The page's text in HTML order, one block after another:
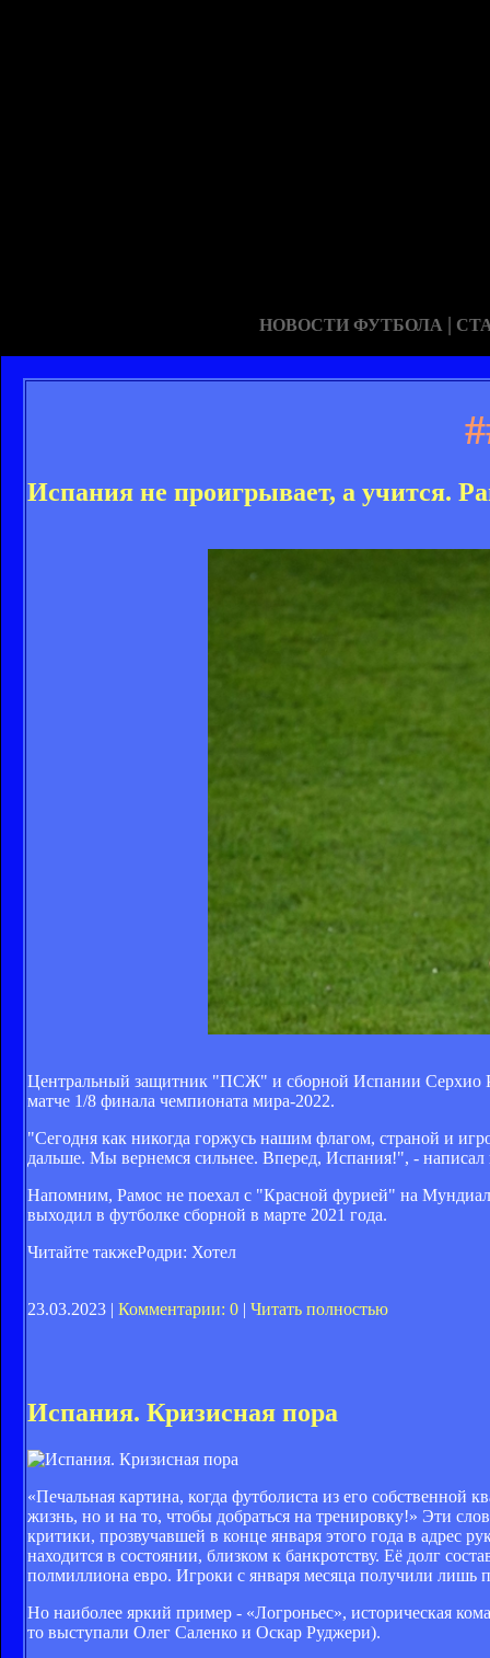
НОВОСТИ ФУТБОЛА |
Испания не проигрывает, а учится.
Центральный защитник "ПСЖ" и сборной Испании Серхио
матче 1/8 финала чемпионата мира-2022.
"Сегодня как никогда горжусь нашим флагом, страной и
дальше. Мы вернемся сильнее. Вперед, Испания!", - написал
Напомним, Рамос не поехал с "Красной фурией" на
выходил в футболке сборной в марте 2021 года.
Читайте такжеРодри: Хотел
23.03.2023 | Комментарии: 0 | Читать полностью
Испания. Кризисная пора
«Печальная картина, когда футболиста из его собственной
жизнь, но и на то, чтобы добраться на тренировку!» Эти
критики, прозвучавшей в конце января этого года в адрес
находится в состоянии, близком к банкротству. Её долг
полмиллиона евро. Игроки с января месяца получили лишь
Но наиболее яркий пример - «Логроньес», историческая
то выступали Олег Саленко и Оскар Руджери).